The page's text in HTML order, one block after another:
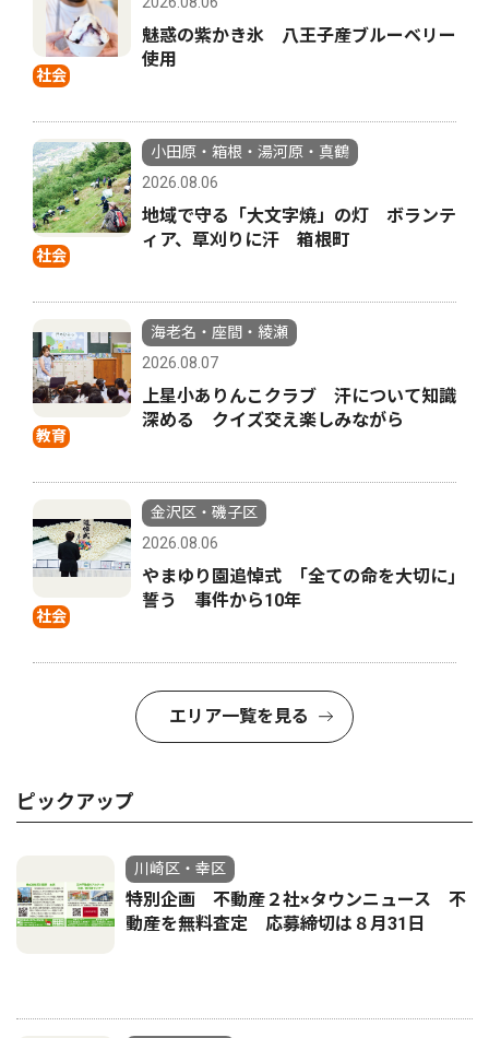
社会
魅惑の紫かき氷 八王子産ブルーベリー
使用
社会
小田原・箱根・湯河原・真鶴
2026.08.06
地域で守る「大文字焼」の灯 ボランテ
ィア、草刈りに汗 箱根町
教育
海老名・座間・綾瀬
2026.08.07
上星小ありんこクラブ 汗について知識
深める クイズ交え楽しみながら
社会
金沢区・磯子区
2026.08.06
やまゆり園追悼式 ｢全ての命を大切に｣
誓う 事件から10年
エリア一覧を見る
ピックアップ
川崎区・幸区
特別企画 不動産２社×タウンニュース 不
動産を無料査定 応募締切は８月31日